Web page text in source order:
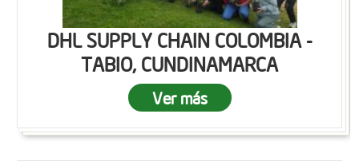
DHL SUPPLY CHAIN COLOMBIA -
TABIO, CUNDINAMARCA
Ver más